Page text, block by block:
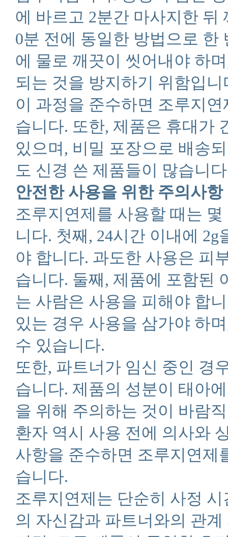
에 바르고 2분간 마사지한 뒤
0분 전에 동일한 방법으로 한
에 물로 깨끗이 씻어내야 하
되는 것을 방지하기 위함입니
이 과정을 준수하면 조루지
습니다. 또한, 제품은 휴대가
있으며, 비밀 포장으로 배송
도 신경 쓴 제품들이 많습니
안전한 사용을 위한 주의사항
조루지연제를 사용할 때는
니다. 첫째, 24시간 이내에
야 합니다. 과도한 사용은 피
습니다. 둘째, 제품에 포함된
는 사람은 사용을 피해야 합
있는 경우 사용을 삼가야 하
수 있습니다.
또한, 파트너가 임신 중인 경
습니다. 제품의 성분이 태아
을 위해 주의하는 것이 바람
환자 역시 사용 전에 의사와
사항을 준수하면 조루지연제
습니다.
조루지연제는 단순히 사정
의 자신감과 파트너와의 관